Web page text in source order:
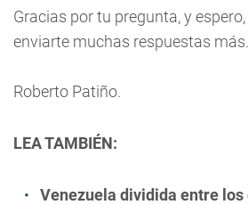
Gracias por tu pregunta, y
enviarte muchas respuestas más.
Roberto Patiño.
LEA TAMBIÉN:
Venezuela dividida entre los